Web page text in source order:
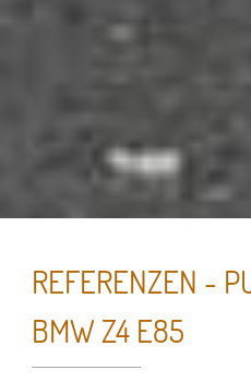
REFERENZEN -
BMW Z4 E85
Essenzielle Cookies